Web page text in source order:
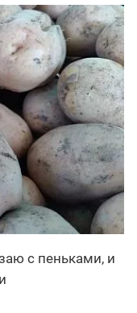
с пеньками, и